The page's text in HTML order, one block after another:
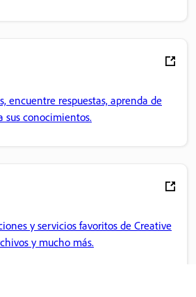
encuentre respuestas, aprenda de
sus conocimientos.
y servicios favoritos de Creative
y mucho más.